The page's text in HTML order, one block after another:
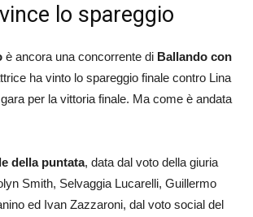
lo spareggio
è ancora una concorrente di Ballando con
ha vinto lo spareggio finale contro Lina
per la vittoria finale. Ma come è andata
della puntata, data dal voto della giuria
Smith, Selvaggia Lucarelli, Guillermo
ed Ivan Zazzaroni, dal voto social del